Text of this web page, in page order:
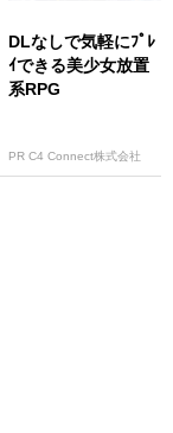
DLなしで気軽にﾌﾟﾚ
ｲできる美少女放置
系RPG
PR C4 Connect株式会社